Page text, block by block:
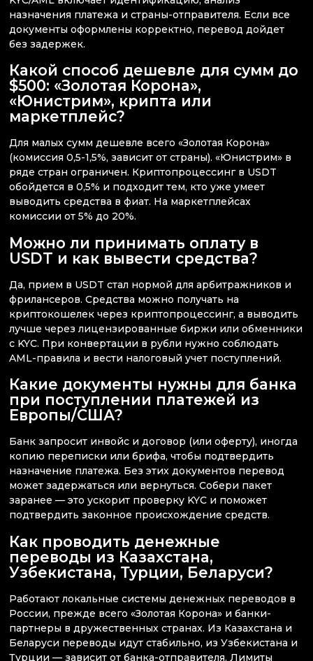
назначения платежа и страны-отправителя. Если все
документы оформлены корректно, перевод дойдет
без задержек.
Какой способ дешевле для сумм до
$500: «Золотая Корона»,
«Юнистрим», крипта или
маркетплейс?
Для малых сумм дешевле всего «Золотая Корона»
(комиссия 0,5-1,5%, зависит от страны). «Юнистрим» в
ряде стран ограничен. Криптопроцессинг в USDT
обойдется в 0,5% и подходит тем, кто уже умеет
выводить средства в фиат. На маркетплейсах
комиссии от 5% до 20%.
Можно ли принимать оплату в
USDT и как вывести средства?
Да, прием в USDT стал нормой для арбитражников и
фрилансеров. Средства можно получать на
криптокошелек через криптопроцессинг, а выводить
лучше через лицензированные биржи или обменники
с KYC. При конвертации в рубли нужно соблюдать
AML-правила и вести налоговый учет поступлений.
Какие документы нужны для банка
при поступлении платежей из
Европы/США?
Банк запросит инвойс и договор (или оферту), иногда
копию переписки или брифа, чтобы подтвердить
назначение платежа. Без этих документов перевод
может задержаться или вернуться. Собери пакет
заранее — это ускорит проверку KYC и поможет
подтвердить законное происхождение средств.
Как проводить денежные
переводы из Казахстана,
Узбекистана, Турции, Беларуси?
Работают локальные системы денежных переводов в
России, прежде всего «Золотая Корона» и банки-
партнеры в дружественных странах. Из Казахстана и
Беларуси переводы идут стабильно, из Узбекистана и
Турции — зависит от банка-отправителя. Лимиты